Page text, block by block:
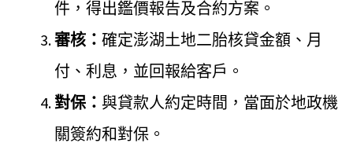
件，得出鑑價報告及合約方案。
審核：確定澎湖土地二胎核貸金額、月
付、利息，並回報給客戶。
對保： 與貸款人約定時間，當面於地政機
關簽約和對保。